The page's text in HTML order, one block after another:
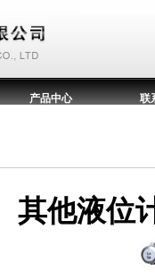
产品中心 联
其他液位